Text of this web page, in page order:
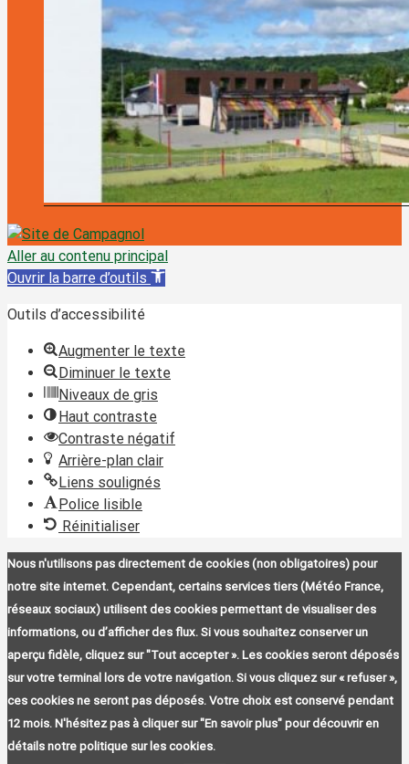
Aller au contenu principal
Ouvrir la barre d’outils
Outils d’accessibilité
Augmenter le texte
Diminuer le texte
Niveaux de gris
Haut contraste
Contraste négatif
Arrière-plan clair
Liens soulignés
Police lisible
Réinitialiser
Nous n'utilisons pas directement de cookies (non obligatoires) pour
notre site internet. Cependant, certains services tiers (Météo France,
réseaux sociaux) utilisent des cookies permettant de visualiser des
informations, ou d’afficher des flux. Si vous souhaitez conserver un
aperçu fidèle, cliquez sur "Tout accepter ». Les cookies seront déposés
sur votre terminal lors de votre navigation. Si vous cliquez sur « refuser »,
ces cookies ne seront pas déposés. Votre choix est conservé pendant
12 mois. N'hésitez pas à cliquer sur "En savoir plus" pour découvrir en
détails notre politique sur les cookies.